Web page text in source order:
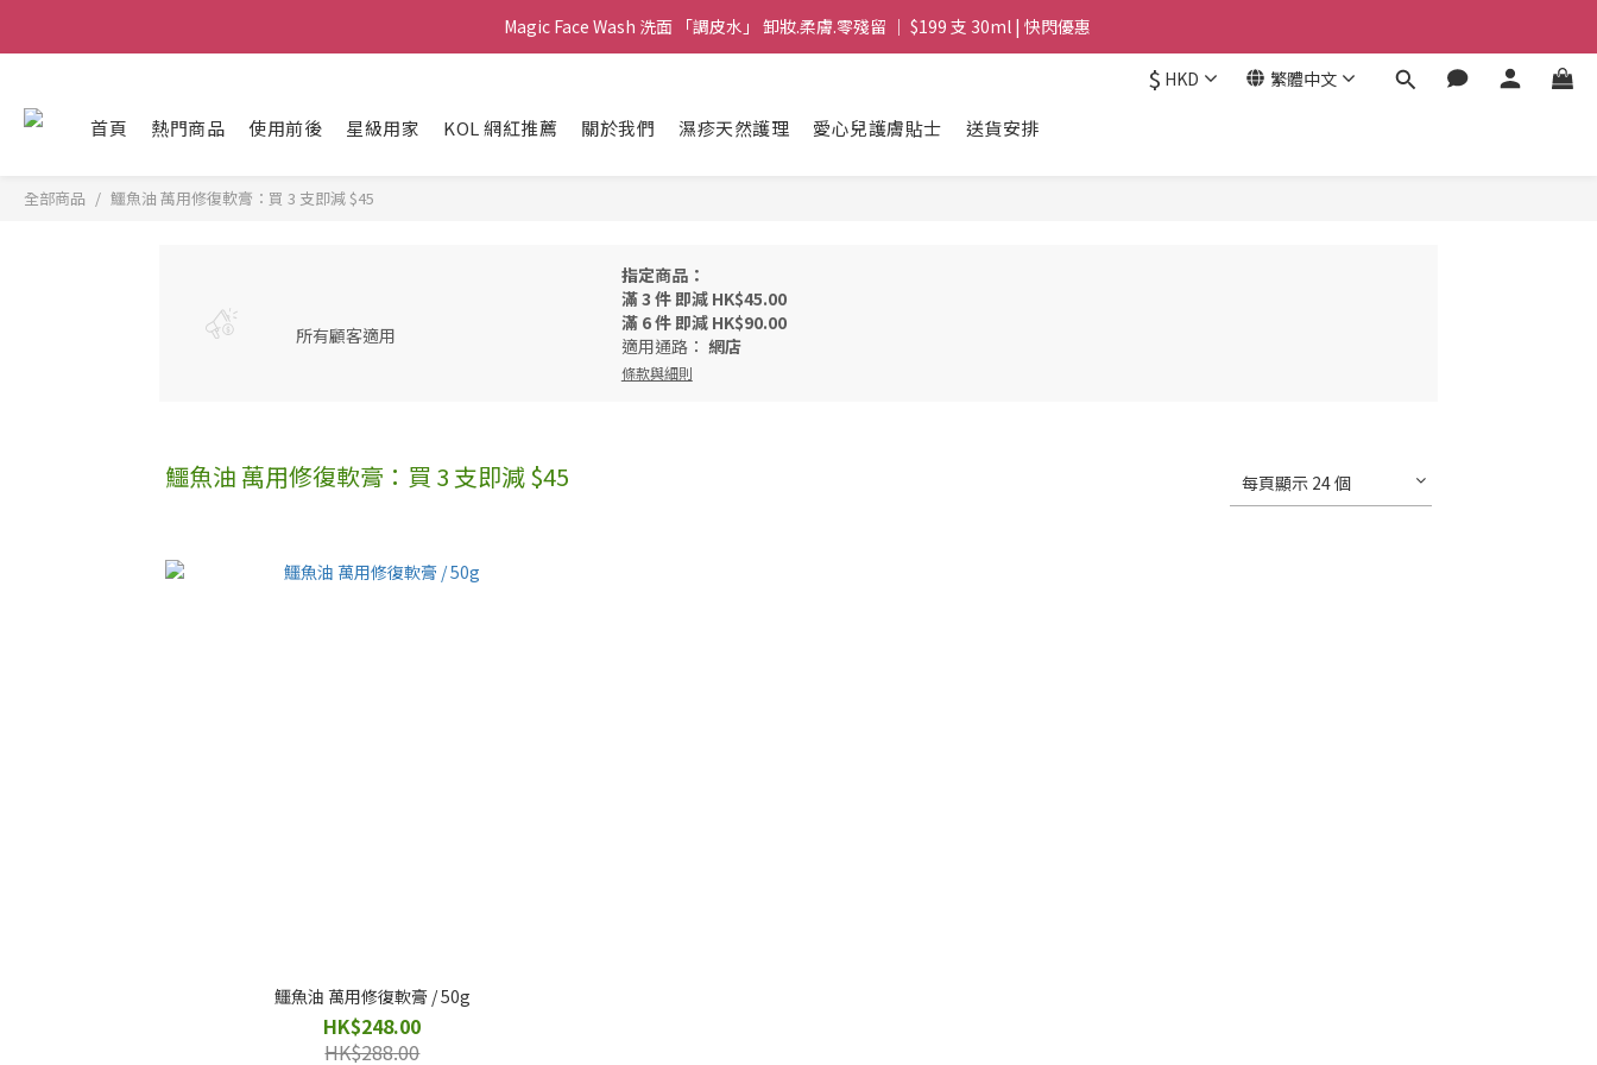
Magic Face Wash 洗面 「調皮水」 卸妝.柔膚.零殘留 ｜ $199 支 30ml | 快閃優惠
Magic Face Wash 洗面 「調皮水」 卸妝.柔膚.零殘留 ｜ $199 支 30ml | 快閃優惠
買滿 $1800 送支 洗面 「調皮水」 原價 $268 / 支 30ml  🎁 ｜  送完即止
$ HKD 繁體中文
首頁 熱門商品 使用前後 星級用家 KOL 網紅推薦 關於我們 濕疹天然護理 愛心兒護膚貼士 送貨安排
全部商品 鱷魚油 萬用修復軟膏：買 3 支即減 $45
所有顧客適用
指定商品：
滿 3 件 即減 HK$45.00
滿 6 件 即減 HK$90.00
適用通路： 網店
條款與細則
鱷魚油 萬用修復軟膏：買 3 支即減 $45 每頁顯示 24 個
鱷魚油 萬用修復軟膏 / 50g
HK$248.00
HK$288.00